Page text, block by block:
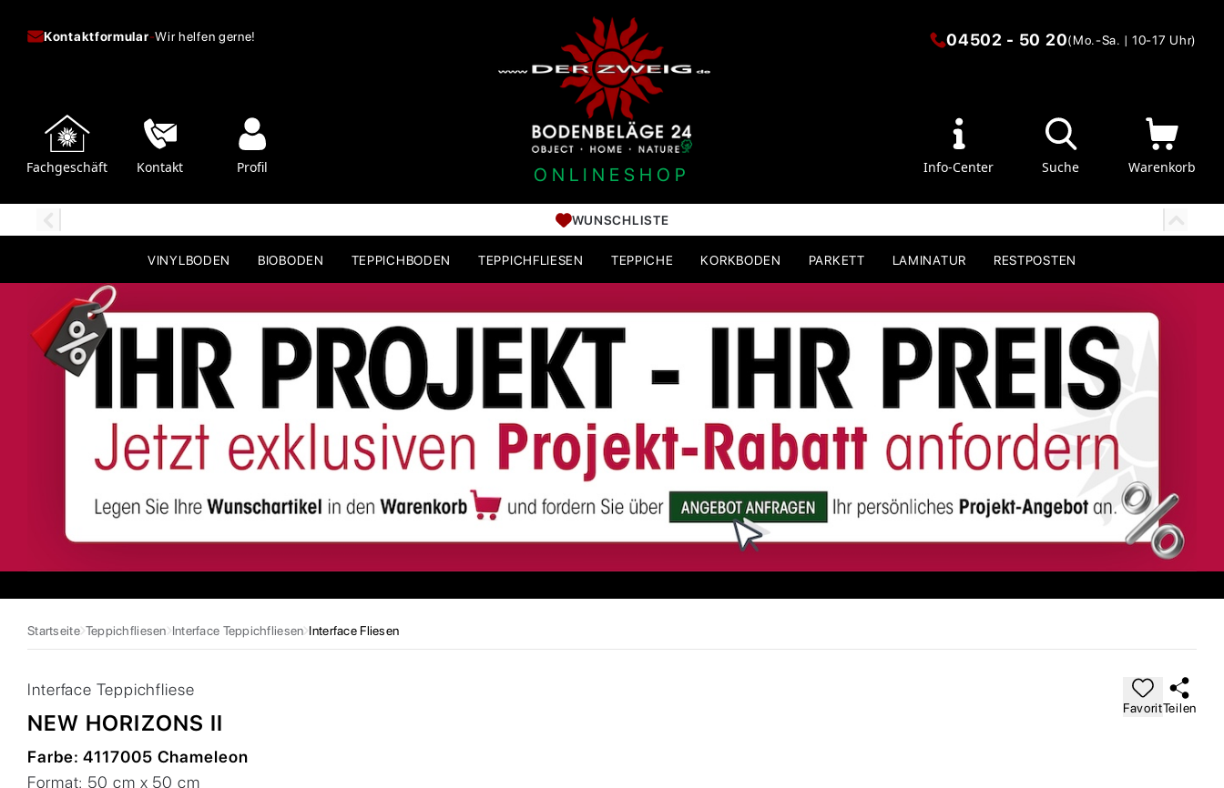
Kontaktformular-Wir helfen gerne!
Fachgeschäft Kontakt Profil ONLINESHOP
04502 - 50 20(Mo.-Sa. | 10-17 Uhr)
Info-Center Suche Warenkorb
WUNSCHLISTE
VINYLBODEN BIOBODEN TEPPICHBODEN TEPPICHFLIESEN TEPPICHE KORKBODEN PARKETT LAMINATUR RESTPOSTEN
Startseite Teppichfliesen Interface Teppichfliesen Interface Fliesen
Interface Teppichfliese
NEW HORIZONS II
Farbe:4117005 Chameleon
Format: 50 cm x 50 cm
FavoritTeilen